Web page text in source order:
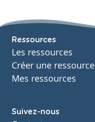
Ressources
Les ressources
Créer une ressource
Mes ressources
Suivez-nous